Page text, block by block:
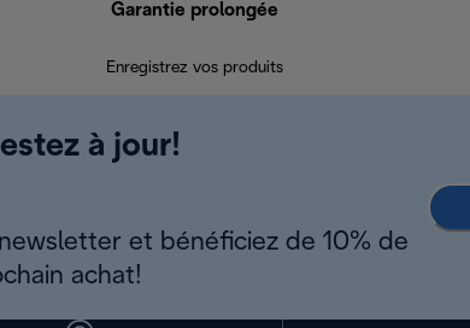
Garantie prolongée
Enregistrez vos produits
à jour!
et bénéficiez de 10% de
achat!